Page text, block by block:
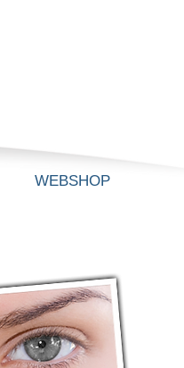
WEBSHOP